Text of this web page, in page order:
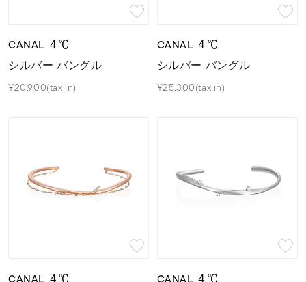
CANAL ４℃
シルバー バングル
¥20,900(tax in)
CANAL ４℃
シルバー バングル
¥25,300(tax in)